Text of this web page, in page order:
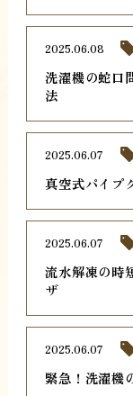
洗濯機の蛇口
法
2025.06.08
真空式パイプ
2025.06.07
流水解凍の時
ザ
2025.06.07
緊急！洗濯機
2025.06.07